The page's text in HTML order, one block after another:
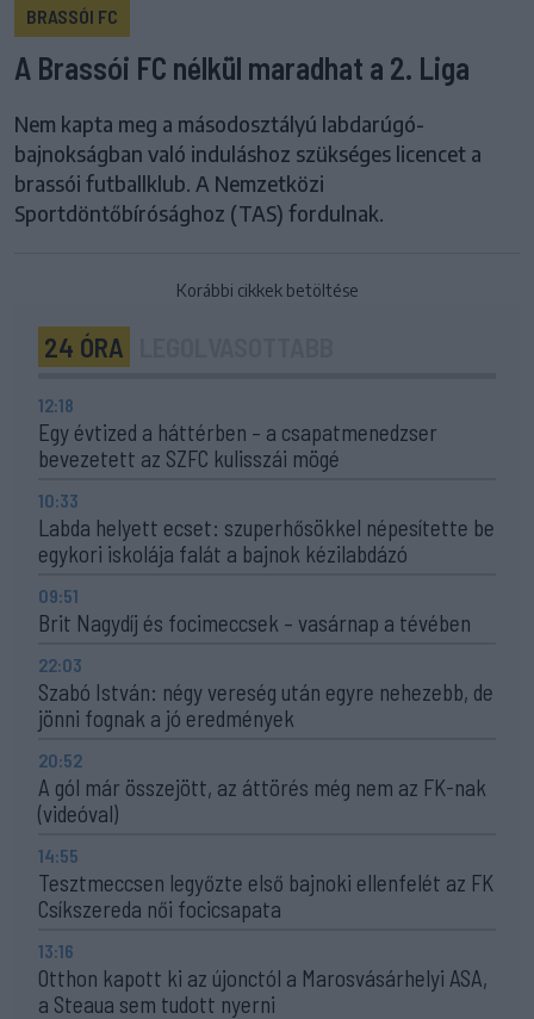
BRASSÓI FC
A Brassói FC nélkül maradhat a 2. Liga
Nem kapta meg a másodosztályú labdarúgó-
bajnokságban való induláshoz szükséges licencet a
brassói futballklub. A Nemzetközi
Sportdöntőbírósághoz (TAS) fordulnak.
Korábbi cikkek betöltése
24 ÓRA
12:18
Egy évtized a háttérben – a csapatmenedzser
bevezetett az SZFC kulisszái mögé
10:33
Labda helyett ecset: szuperhősökkel népesítette be
egykori iskolája falát a bajnok kézilabdázó
09:51
Brit Nagydíj és focimeccsek – vasárnap a tévében
22:03
Szabó István: négy vereség után egyre nehezebb, de
jönni fognak a jó eredmények
20:52
A gól már összejött, az áttörés még nem az FK-nak
(videóval)
14:55
Tesztmeccsen legyőzte első bajnoki ellenfelét az FK
Csíkszereda női focicsapata
13:16
Otthon kapott ki az újonctól a Marosvásárhelyi ASA,
a Steaua sem tudott nyerni